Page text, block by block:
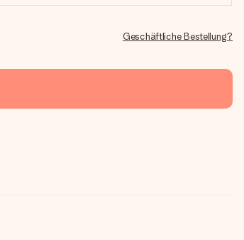
Geschäftliche Bestellung?